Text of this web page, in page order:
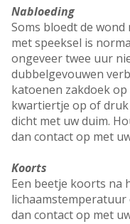
Nabloeding
Soms bloedt de
met speeksel is
ongeveer twee uur
dubbelgevouwen
katoenen zakdoek
kwartiertje op of
dicht met uw duim.
dan contact op met
Koorts
Een beetje koorts na
lichaamstemperatuur
dan contact op met